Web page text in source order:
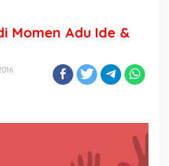
Momen Adu Ide &